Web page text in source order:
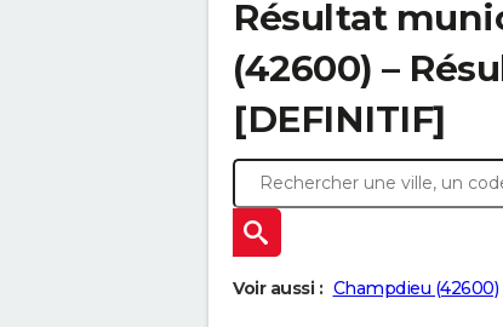
Résultat
(42600) –
[DEFINITIF]
Voir aussi : Champdieu (42600)